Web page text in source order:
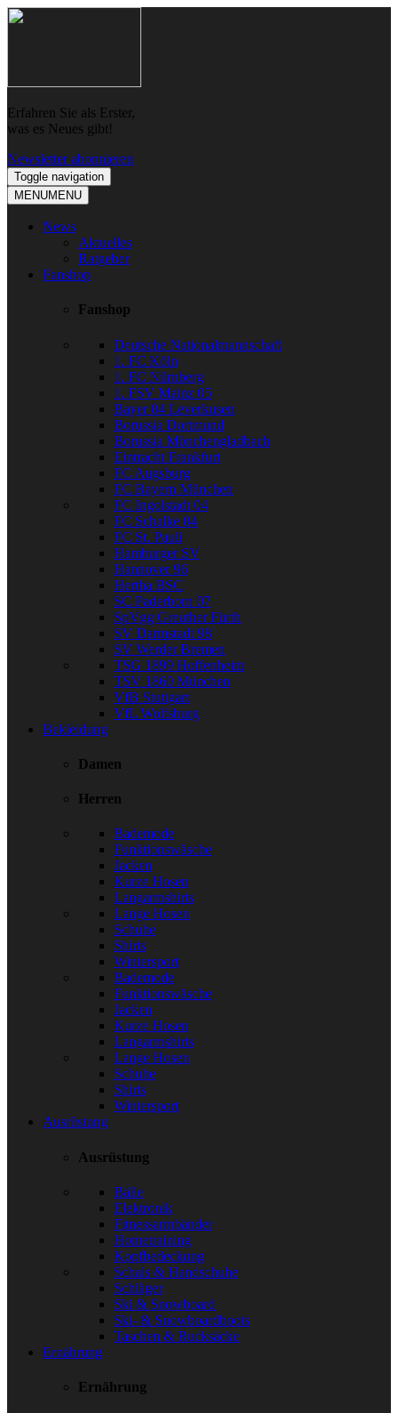
Skip
Skip
Erfahren Sie als Erster,
was es Neues gibt!
Newsletter abonnieren
Toggle navigation
MENUMENU
News
Aktuelles
Ratgeber
Fanshop
Fanshop
Deutsche Nationalmannschaft
1. FC Köln
1. FC Nürnberg
1. FSV Mainz 05
Bayer 04 Leverkusen
Borussia Dortmund
Borussia Mönchengladbach
Eintracht Frankfurt
FC Augsburg
FC Bayern München
FC Ingolstadt 04
FC Schalke 04
FC St. Pauli
Hamburger SV
Hannover 96
Hertha BSC
SC Paderborn 07
SpVgg Greuther Fürth
SV Darmstadt 98
SV Werder Bremen
TSG 1899 Hoffenheim
TSV 1860 München
VfB Stuttgart
VfL Wolfsburg
Bekleidung
Damen
Herren
Bademode
Funktionswäsche
Jacken
Kurze Hosen
Langarmshirts
Lange Hosen
Schuhe
Shirts
Wintersport
Bademode
Funktionswäsche
Jacken
Kurze Hosen
Langarmshirts
Lange Hosen
Schuhe
Shirts
Wintersport
Ausrüstung
Ausrüstung
Bälle
Elektronik
Fitnessarmbänder
Hometraining
Kopfbedeckung
Schals & Handschuhe
Schläger
Ski & Snowboard
Ski- & Snowboardboots
Taschen & Rucksäcke
Ernährung
Ernährung